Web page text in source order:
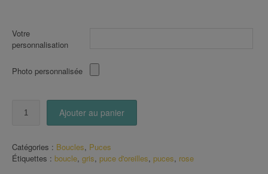
Votre
personnalisation
Photo personnalisée
zig
zag
Ajouter au panier
Catégories : Boucles, Puces
Étiquettes : boucle, gris, puce d'oreilles, puces, rose